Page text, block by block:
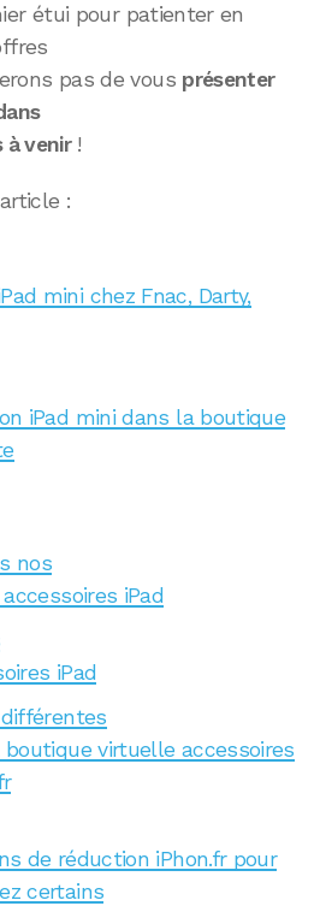
étui pour patienter en
pas de vous présenter
à venir!
:
mini chez Fnac, Darty,
iPad mini dans la boutique
nos
iPad
iPad
virtuelle accessoires
de réduction iPhon.fr pour
certains